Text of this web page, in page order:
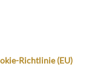
Richtlinie (EU)